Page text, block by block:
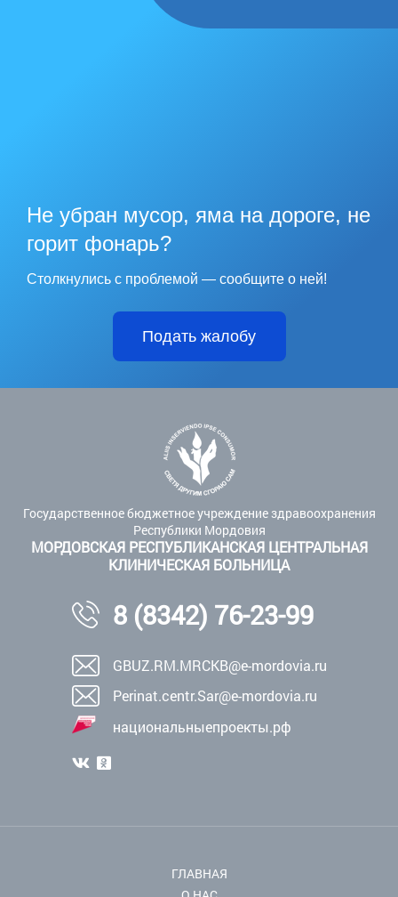
Не убран мусор, яма на дороге, не
горит фонарь?
Столкнулись с проблемой — сообщите о ней!
Подать жалобу
Государственное бюджетное учреждение здравоохранения
Республики Мордовия
МОРДОВСКАЯ РЕСПУБЛИКАНСКАЯ ЦЕНТРАЛЬНАЯ
КЛИНИЧЕСКАЯ БОЛЬНИЦА
8 (8342) 76-23-99
GBUZ.RM.MRCKB@e-mordovia.ru
Perinat.centr.Sar@e-mordovia.ru
национальныепроекты.рф
ГЛАВНАЯ